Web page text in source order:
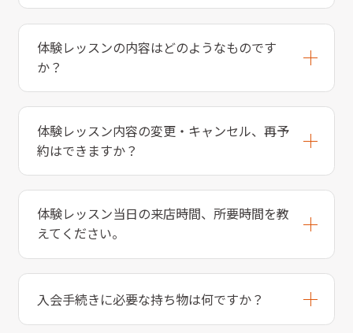
体験レッスンの内容はどのようなものです
か？
体験レッスン内容の変更・キャンセル、再予
約はできますか？
体験レッスン当日の来店時間、所要時間を教
えてください。
入会手続きに必要な持ち物は何ですか？